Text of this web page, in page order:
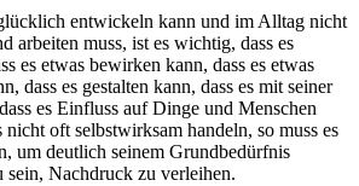
entwickeln kann und im Alltag nicht
arbeiten muss, ist es wichtig, dass es
es etwas bewirken kann, dass es etwas
dass es gestalten kann, dass es mit seiner
es Einfluss auf Dinge und Menschen
oft selbstwirksam handeln, so muss es
um deutlich seinem Grundbedürfnis
Nachdruck zu verleihen.